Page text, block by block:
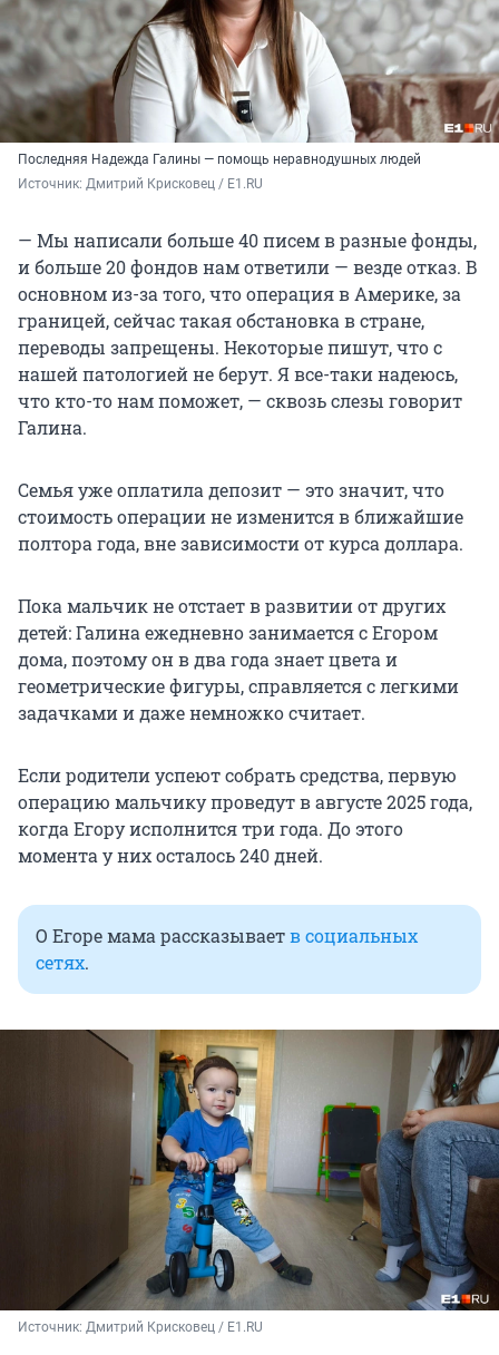
Последняя Надежда Галины — помощь неравнодушных людей
Источник: Дмитрий Крисковец / E1.RU
— Мы написали больше 40 писем в разные фонды,
и больше 20 фондов нам ответили — везде отказ. В
основном из-за того, что операция в Америке, за
границей, сейчас такая обстановка в стране,
переводы запрещены. Некоторые пишут, что с
нашей патологией не берут. Я все-таки надеюсь,
что кто-то нам поможет, — сквозь слезы говорит
Галина.
Семья уже оплатила депозит — это значит, что
стоимость операции не изменится в ближайшие
полтора года, вне зависимости от курса доллара.
Пока мальчик не отстает в развитии от других
детей: Галина ежедневно занимается с Егором
дома, поэтому он в два года знает цвета и
геометрические фигуры, справляется с легкими
задачками и даже немножко считает.
Если родители успеют собрать средства, первую
операцию мальчику проведут в августе 2025 года,
когда Егору исполнится три года. До этого
момента у них осталось 240 дней.
О Егоре мама рассказываетв социальных
сетях.
Источник: Дмитрий Крисковец / E1.RU